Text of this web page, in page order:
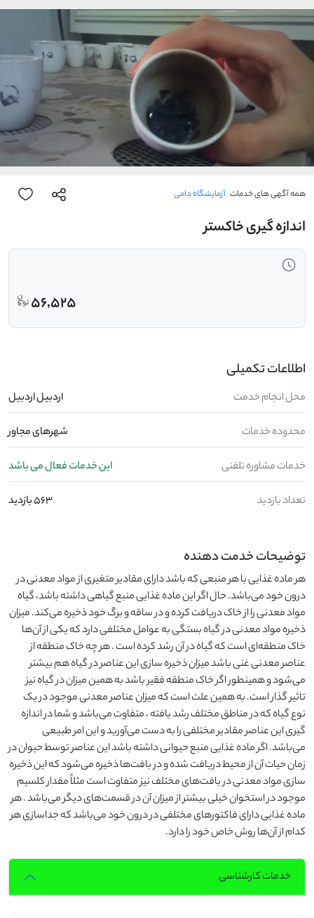
همه آگهی های خدمات آزمایشگاه دامی
اندازه گیری خاکستر
56,525
اطلاعات تکمیلی
محل انجام خدمت اردبیل اردبیل
محدوده خدمات شهرهای مجاور
خدمات مشاوره تلفنی این خدمات فعال می باشد
تعداد بازدید 563 بازدید
توضیحات خدمت دهنده
هر ماده غذایی با هر منبعی که باشد دارای مقادیر متغیری از مواد معدنی در
درون خود می‌باشد. حال اگر این ماده غذایی منبع گیاهی داشته باشد، گیاه
مواد معدنی را از خاک دریافت کرده و در ساقه و برگ خود ذخیره می‌کند. میزان
ذخیره مواد معدنی در گیاه بستگی به عوامل مختلفی دارد که یکی از آن‌ها
خاک منطقه‌ای است که گیاه در آن رشد کرده است . هر چه خاک منطقه از
عناصر معدنی غنی باشد میزان ذخیره سازی این عناصر در گیاه هم بیشتر
می‌شود و همینطور اگر خاک منطقه فقیر باشد به همین میزان در گیاه نیز
تاثیر گذار است. به همین علت است که میزان عناصر معدنی موجود در یک
نوع گیاه که در مناطق مختلف رشد یافته ، متفاوت می‌باشد و شما در اندازه
گیری این عناصر مقادیر مختلفی را به دست می‌آورید و این امر طبیعی
می‌باشد. اگر ماده غذایی منبع حیوانی داشته باشد این عناصر توسط حیوان در
زمان حیات آن از محیط دریافت شده و در بافت‌ها ذخیره می‌شود که این ذخیره
سازی مواد معدنی در بافت‌های مختلف نیز متفاوت است مثلاً مقدار کلسیم
موجود در استخوان خیلی بیشتر از میزان آن در قسمت‌های دیگر می‌باشد . هر
ماده غذایی دارای فاکتورهای مختلفی در درون خود می‌باشد که جداسازی هر
کدام از آن‌ها روش خاص خود را دارد.
خدمات کارشناسی